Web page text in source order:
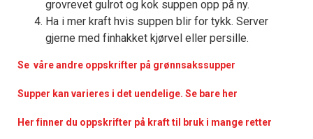
grovrevet gulrot og kok suppen opp på ny.
Ha i mer kraft hvis suppen blir for tykk. Server
gjerne med finhakket kjørvel eller persille.
Se våre andre oppskrifter på grønnsakssupper
Supper kan varieres i det uendelige. Se bare her
Her finner du oppskrifter på kraft til bruk i mange retter